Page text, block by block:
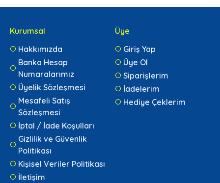
Kurumsal
Hakkımızda
Banka Hesap
Numaralarımız
Üyelik Sözleşmesi
Mesafeli Satış
Sözleşmesi
İptal / İade Koşulları
Gizlilik ve Güvenlik
Politikası
Kişisel Veriler Politikası
İletişim
Üye
Giriş Yap
Üye Ol
Siparişlerim
İadelerim
Hediye Çeklerim